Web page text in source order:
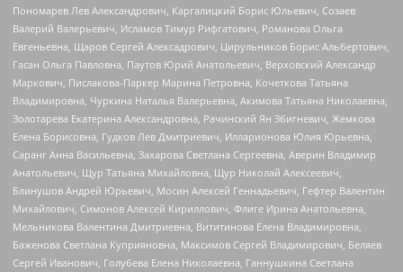
Пономарев Лев Александрович, Каргалицкий Борис Юльевич, Созаев
Валерий Валерьевич, Исламов Тимур Рифгатович, Романова Ольга
Евгеньевна, Щаров Сергей Алексадрович, Цирульников Борис Альбертович,
Гасан Ольга Павловна, Паутов Юрий Анатольевич, Верховский Александр
Маркович, Пислакова-Паркер Марина Петровна, Кочеткова Татьяна
Владимировна, Чуркина Наталья Валерьевна, Акимова Татьяна Николаевна,
Золотарева Екатерина Александровна, Рачинский Ян Збигневич, Жемкова
Елена Борисовна, Гудков Лев Дмитриевич, Илларионова Юлия Юрьевна,
Саранг Анна Васильевна, Захарова Светлана Сергеевна, Аверин Владимир
Анатольевич, Щур Татьяна Михайловна, Щур Николай Алексеевич,
Блинушов Андрей Юрьевич, Мосин Алексей Геннадьевич, Гефтер Валентин
Михайлович, Симонов Алексей Кириллович, Флиге Ирина Анатольевна,
Мельникова Валентина Дмитриевна, Вититинова Елена Владимировна,
Баженова Светлана Куприяновна, Максимов Сергей Владимирович, Беляев
Сергей Иванович, Голубева Елена Николаевна, Ганнушкина Светлана